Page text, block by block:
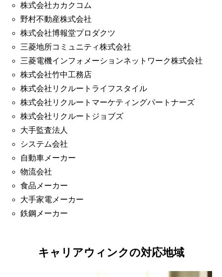
株式会社カカクコム
野村不動産株式会社
株式会社博報堂プロダクツ
三菱地所コミュニティ株式会社
三菱電機インフォメーションネットワーク株式会社
株式会社竹中工務店
株式会社リクルートライフスタイル
株式会社リクルートマーケティングパートナーズ
株式会社リクルートジョブズ
大手監査法人
システム会社
自動車メーカー
物流会社
食品メーカー
大手家電メーカー
鉄鋼メーカー
キャリアウィンクの対応地域